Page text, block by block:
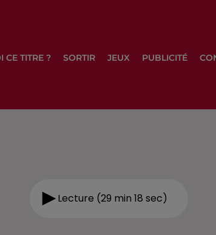
CE TITRE ? SORTIR JEUX PUBLICITÉ
Lecture (29 min 18 sec)